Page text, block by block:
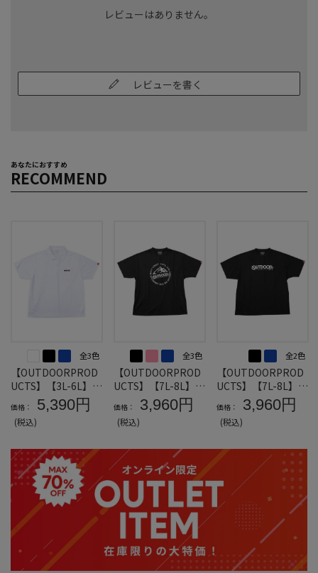
レビューはありません。
レビューを書く
あなたにおすすめ
RECOMMEND
全3色
【OUTDOORPROD
UCTS】【3L-6L】D
RYメッシュ半袖ポロ
シャツ＊カタログ商
品
価格： 5,390円
(税込)
全3色
【OUTDOORPROD
UCTS】【7L-8L】D
RYメッシュ半袖Tシ
ャツB＊カタログ商
品
価格： 3,960円
(税込)
全2色
【OUTDOORPROD
UCTS】【7L-8L】D
RYメッシュ半袖Tシ
ャツA＊カタログ商
品
価格： 3,960円
(税込)